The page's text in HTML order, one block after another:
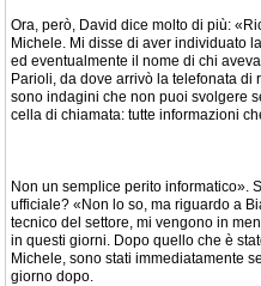
Ora, però, David dice molto di più:
Michele. Mi disse di aver individuato
ed eventualmente il nome di chi
Parioli, da dove arrivò la telefonata
sono indagini che non puoi svolgere
cella di chiamata: tutte informazioni
Non un semplice perito informatico».
ufficiale? «Non lo so, ma riguardo a
tecnico del settore, mi vengono in
in questi giorni. Dopo quello che è
Michele, sono stati immediatamente
giorno dopo.